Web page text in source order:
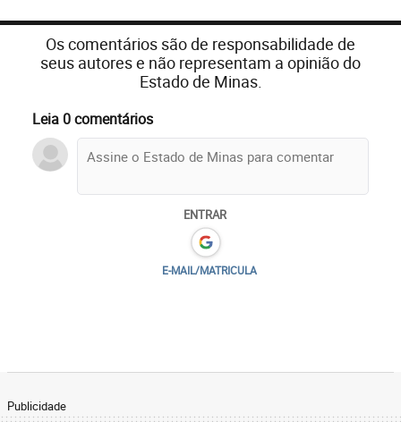
Os comentários são de responsabilidade de
seus autores e não representam a opinião do
Estado de Minas.
Leia 0 comentários
ENTRAR
E-MAIL/MATRICULA
Publicidade